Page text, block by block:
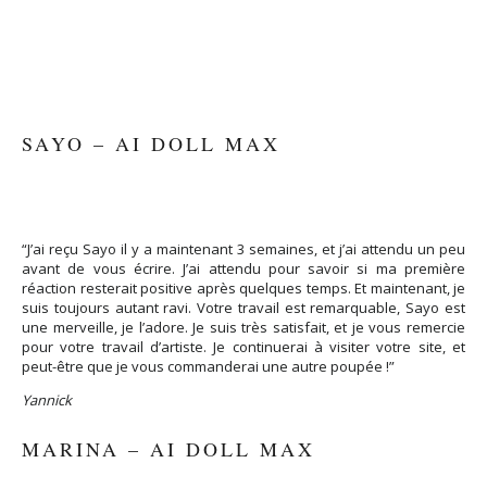
SAYO – AI DOLL MAX
“J’ai reçu Sayo il y a maintenant 3 semaines, et j’ai attendu un peu
avant de vous écrire. J’ai attendu pour savoir si ma première
réaction resterait positive après quelques temps. Et maintenant, je
suis toujours autant ravi. Votre travail est remarquable, Sayo est
une merveille, je l’adore. Je suis très satisfait, et je vous remercie
pour votre travail d’artiste. Je continuerai à visiter votre site, et
peut-être que je vous commanderai une autre poupée !”
Yannick
MARINA – AI DOLL MAX